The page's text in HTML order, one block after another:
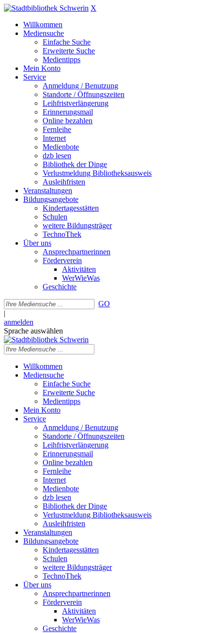
X
Willkommen
Mediensuche
Einfache Suche
Erweiterte Suche
Medientipps
Mein Konto
Service
Anmeldung / Benutzung
Standorte / Öffnungszeiten
Leihfristverlängerung
Erinnerungsmail
Online bezahlen
Fernleihe
Internet
Medienbote
dzb lesen
Bibliothek der Dinge
Verlustmeldung Bibliotheksausweis
Ausleihfristen
Veranstaltungen
Bildungsangebote
Kindertagesstätten
Schulen
weitere Bildungsträger
TechnoThek
Über uns
Ansprechpartnerinnen
Förderverein
Aktivitäten
WerWieWas
Geschichte
GO
|
anmelden
Sprache auswählen
Willkommen
Mediensuche
Einfache Suche
Erweiterte Suche
Medientipps
Mein Konto
Service
Anmeldung / Benutzung
Standorte / Öffnungszeiten
Leihfristverlängerung
Erinnerungsmail
Online bezahlen
Fernleihe
Internet
Medienbote
dzb lesen
Bibliothek der Dinge
Verlustmeldung Bibliotheksausweis
Ausleihfristen
Veranstaltungen
Bildungsangebote
Kindertagesstätten
Schulen
weitere Bildungsträger
TechnoThek
Über uns
Ansprechpartnerinnen
Förderverein
Aktivitäten
WerWieWas
Geschichte